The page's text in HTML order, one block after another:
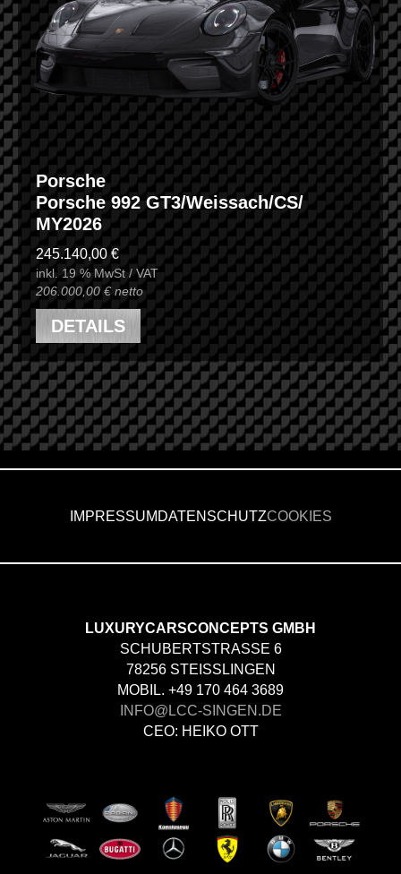
Porsche
Porsche 992 GT3/Weissach/CS/
MY2026
245.140,00 €
inkl. 19 % MwSt / VAT
206.000,00 € netto
DETAILS
IMPRESSUM DATENSCHUTZCOOKIES
LUXURYCARSCONCEPTS GMBH
SCHUBERTSTRASSE 6
78256 STEISSLINGEN
MOBIL. +49 170 464 3689
INFO@LCC-SINGEN.DE
CEO: HEIKO OTT